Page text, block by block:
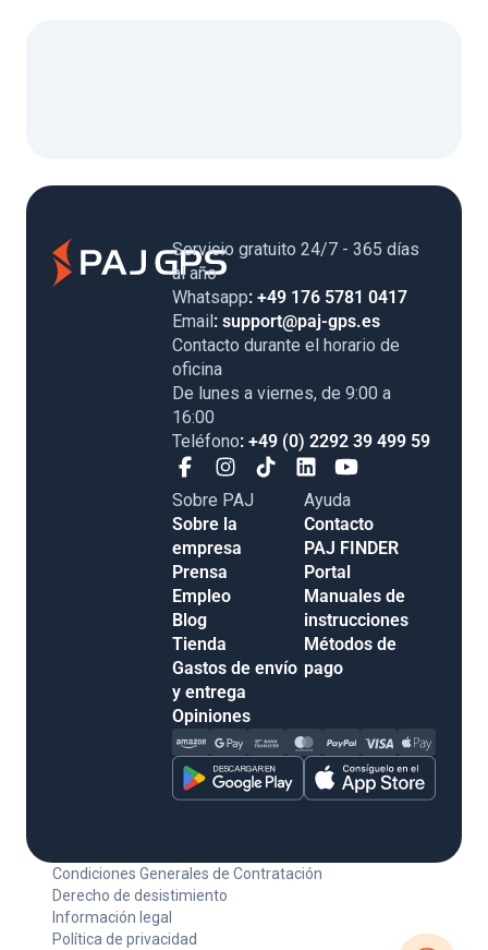
Servicio gratuito 24/7 - 365 días
al año
Whatsapp: +49 176 5781 0417
Email : support@paj-gps.es
Contacto durante el horario de
oficina
De lunes a viernes, de 9:00 a
16:00
Teléfono: +49 (0) 2292 39 499 59
Sobre PAJ
Sobre la
empresa
Prensa
Empleo
Blog
Tienda
Gastos de envío
y entrega
Opiniones
Ayuda
Contacto
PAJ FINDER
Portal
Manuales de
instrucciones
Métodos de
pago
Condiciones Generales de Contratación
Derecho de desistimiento
Información legal
Política de privacidad